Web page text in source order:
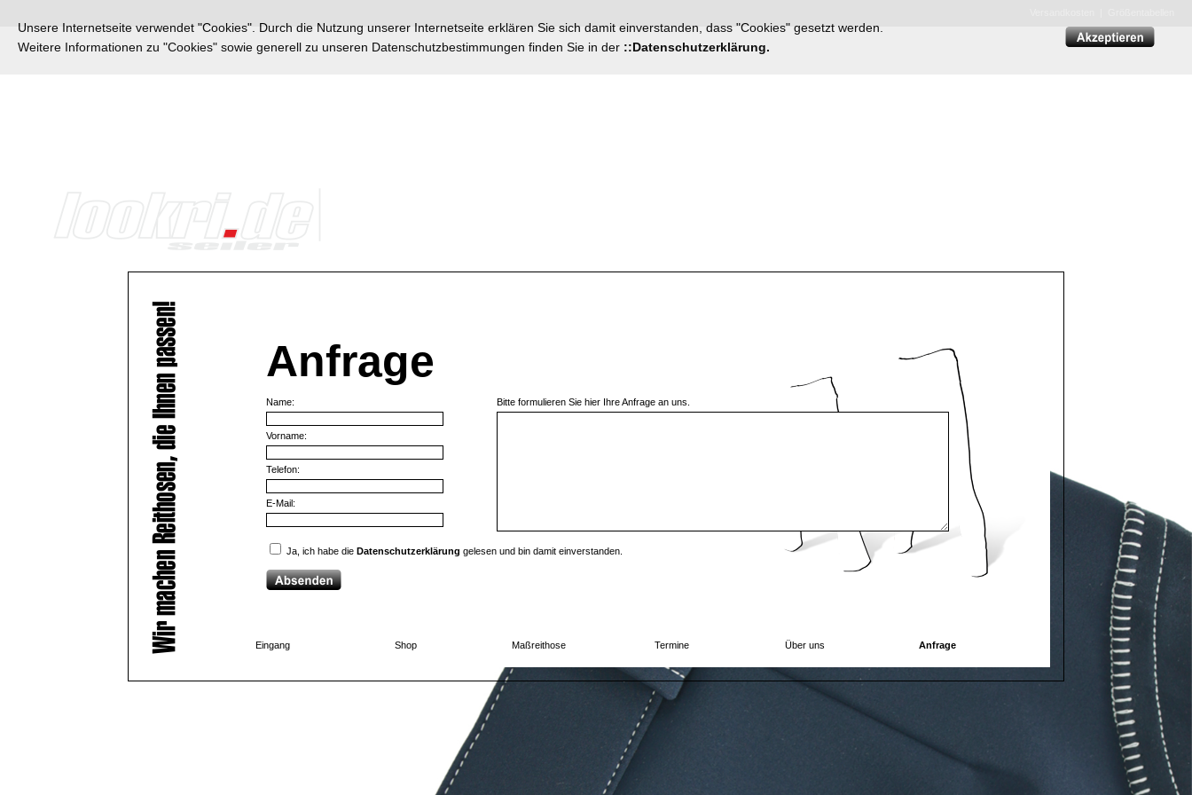
Unsere Internetseite verwendet "Cookies". Durch die Nutzung unserer Internetseite erklären Sie sich damit einverstanden, dass "Cookies" gesetzt werden.
Weitere Informationen zu "Cookies" sowie generell zu unseren Datenschutzbestimmungen finden Sie in der ::Datenschutzerklärung.
Anfrage
Name:
Vorname:
Telefon:
E-Mail:
Bitte formulieren Sie hier Ihre Anfrage an uns.
Ja, ich habe die Datenschutzerklärung gelesen und bin damit einverstanden.
Eingang Shop Maßreithose Termine Über uns Anfrage